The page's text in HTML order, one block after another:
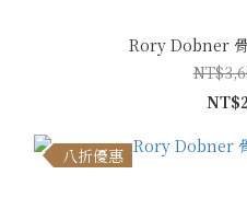
Rory Dobner
八折優惠